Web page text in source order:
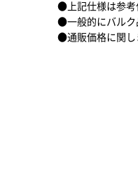
●上記仕様は参考
●一般的にバルク
●通販価格に関し